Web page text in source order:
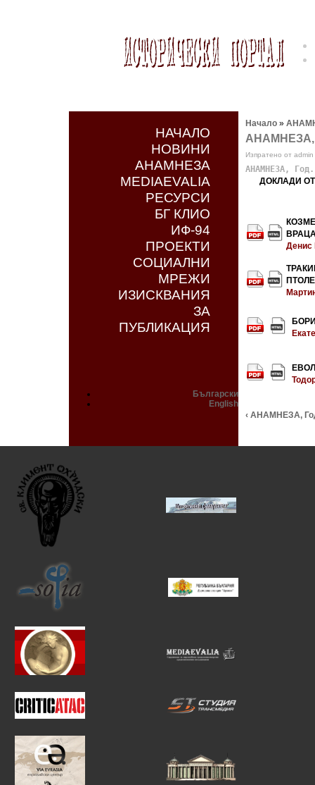
НАЧАЛО
НОВИНИ
АНАМНЕЗА
MEDIAEVALIA
РЕСУРСИ
БГ КЛИО
ИФ-94
ПРОЕКТИ
СОЦИАЛНИ
МРЕЖИ
ИЗИСКВАНИЯ
ЗА
ПУБЛИКАЦИЯ
Български
English
Начало »
АНАМНЕЗА,
Изпратено от
АНАМНЕЗА,
ДОКЛАДИ
Денис
‹ АНАМНЕЗА,